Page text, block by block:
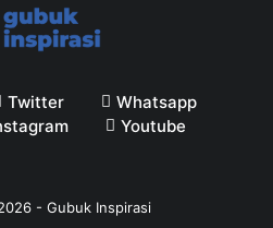
Twitter
Whatsapp
Youtube
- Gubuk Inspirasi